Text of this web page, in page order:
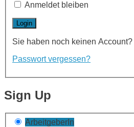
Anmeldet bleiben
Sie haben noch keinen Account?
Passwort vergessen?
Sign Up
ArbeitgeberIn